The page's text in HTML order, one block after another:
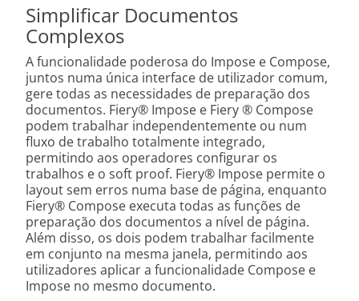
Simplificar Documentos
Complexos
A funcionalidade poderosa do Impose e Compose,
juntos numa única interface de utilizador comum,
gere todas as necessidades de preparação dos
documentos. Fiery® Impose e Fiery ® Compose
podem trabalhar independentemente ou num
fluxo de trabalho totalmente integrado,
permitindo aos operadores configurar os
trabalhos e o soft proof. Fiery® Impose permite o
layout sem erros numa base de página, enquanto
Fiery® Compose executa todas as funções de
preparação dos documentos a nível de página.
Além disso, os dois podem trabalhar facilmente
em conjunto na mesma janela, permitindo aos
utilizadores aplicar a funcionalidade Compose e
Impose no mesmo documento.